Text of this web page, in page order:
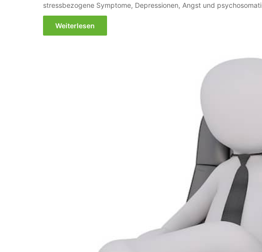
stressbezogene Symptome, Depressionen, Angst und
Weiterlesen